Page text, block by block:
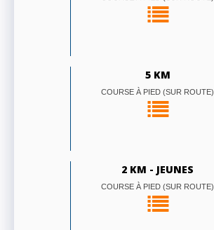
5 KM
COURSE À PIED (SUR ROUTE)
2 KM - JEUNES
COURSE À PIED (SUR ROUTE)